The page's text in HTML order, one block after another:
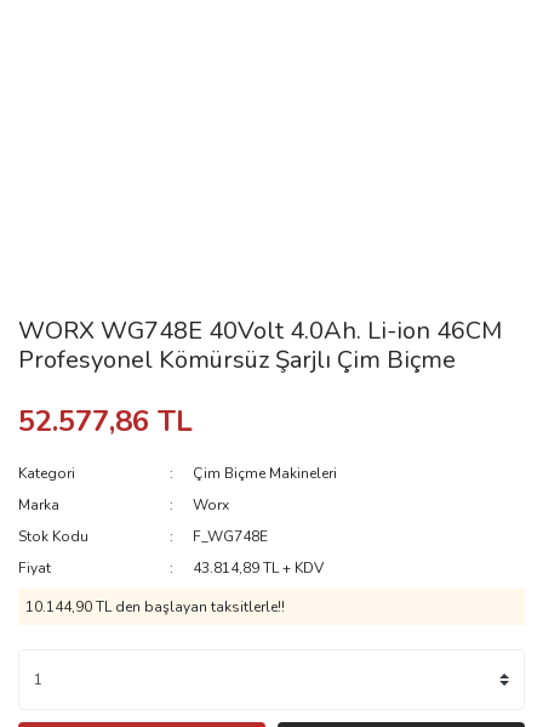
WORX WG748E 40Volt 4.0Ah. Li-ion 46CM
Profesyonel Kömürsüz Şarjlı Çim Biçme
52.577,86 TL
Kategori
Çim Biçme Makineleri
Marka
Worx
Stok Kodu
F_WG748E
Fiyat
43.814,89 TL + KDV
10.144,90 TL den başlayan taksitlerle!!